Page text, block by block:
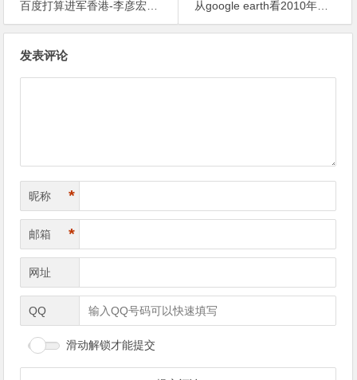
百度打算进军香港-李彦宏百度贴吧征求意见
从google earth看2010年南非世界杯场馆
发表评论
昵称 *
邮箱 *
网址
QQ
滑动解锁才能提交